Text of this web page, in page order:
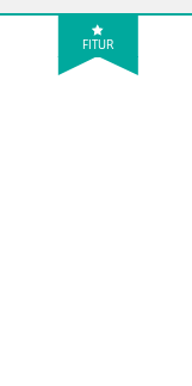
FITUR